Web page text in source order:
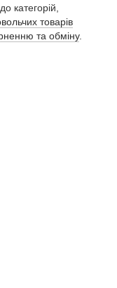
категорій,
товарів
та обміну.